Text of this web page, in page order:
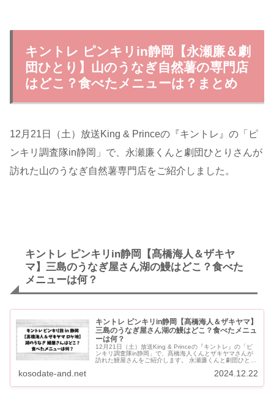
キントレ ピンキリin静岡【永瀬廉＆劇
団ひとり】山のうなぎ自然薯の専門店
はどこ？食べたメニューは？まとめ
12月21日（土）放送King & Princeの『キントレ』の「ピ
ンキリ調査隊in静岡」で、永瀬廉くんと劇団ひとりさんが
訪れた山のうなぎ自然薯専門店をご紹介しました。
キントレ ピンキリin静岡【髙橋海人＆ザキヤ
マ】三島のうなぎ屋さん湖の鰻はどこ？食べた
メニューは何？
キントレ ピンキリin静岡【髙橋海人＆ザキヤマ】
三島のうなぎ屋さん湖の鰻はどこ？食べたメニュ
ーは何？
12月21日（土）放送King & Princeの『キントレ』の「ピ
ンキリ調査隊in静岡」で、髙橋海人くんとザキヤマさんが
訪れた鰻屋さんをご紹介します。 永瀬廉くんと劇団ひとり
kosodate-and.net 2024.12.22